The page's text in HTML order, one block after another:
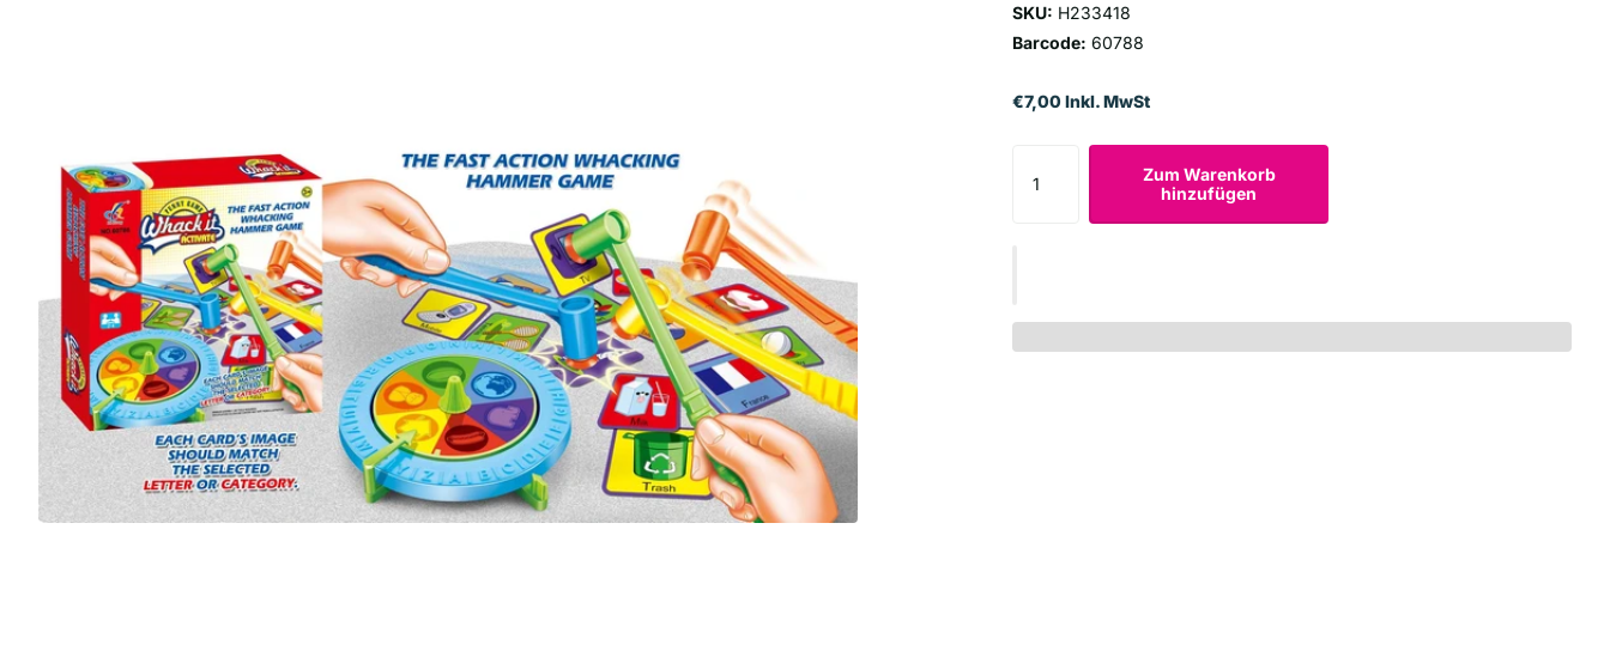
SKU: H233418
Barcode: 60788
€7,00 Inkl. MwSt
Zum Warenkorb
hinzufügen